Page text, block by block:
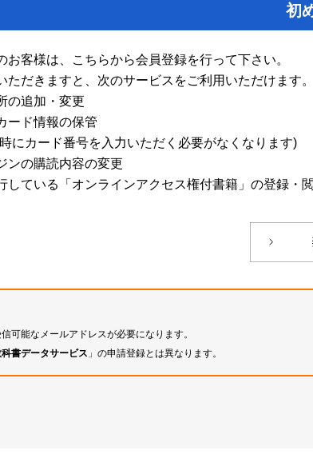
初
お客様は、こちらから会員登録を行って下さい。
ただきますと、次のサービスをご利用いただけます。
の追加・変更
ード情報の保管
にカード番号を入力いただく必要がなくなります)
ンの購読内容の変更
している「オンラインアクセス権付書籍」の登録・
可能なメールアドレスが必要になります。
書データサービス 」の申請登録とは異なります。